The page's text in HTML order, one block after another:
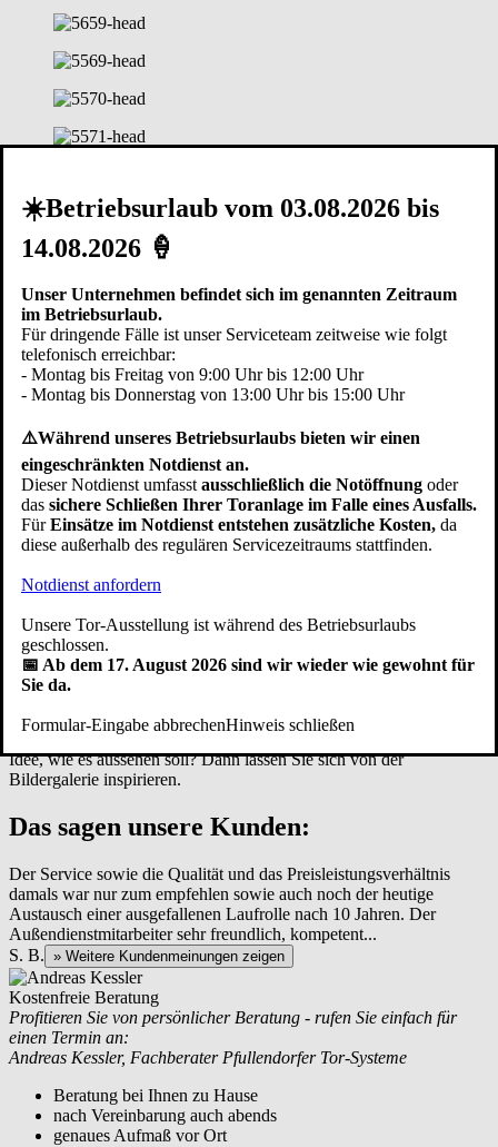
Rolltore bestehen aus einzelnen Lamellen, die wie ein Rollladen
über dem Torsturz in den Aufbewahrungskasten aufgerollt werden.
Der Kasten kann dabei sowohl auf der Innen- als auch der
Außenseite der Garagenöffnung angebracht werden. Im Gegensatz
zu anderen Tor-Systemen ergibt sich dadurch eine enorme
Platzersparnis. Denn das Rolltor braucht weder nach vorne in die
Hofeinfahrt noch nach hinten in die Garage viel Platz.
Das macht diese Garagentorart besonders geeignet für Garagen und
Einfahrten in und umTübingen, bei denen es auf eine maximale
Nutzung des Raumes ankommt. Die Rolltor Einfahrt steht voll zur
Verfügung, vor der Garage können Sie mit einem Rolltor
problemlos und nah parken. Zudem lässt sich die Decke der Garage
Möchten Sie ein
Idee, wie es aussehen soll? Dann lassen Sie sich von der
Bildergalerie inspirieren.
Das sagen unsere Kunden:
Der Service sowie die Qualität und das Preisleistungsverhältnis
damals war nur zum empfehlen sowie auch noch der heutige
Austausch einer ausgefallenen Laufrolle nach 10 Jahren. Der
Außendienstmitarbeiter sehr freundlich, kompetent...
S. B. » Weitere Kundenmeinungen zeigen
Kostenfreie Beratung
Profitieren Sie von persönlicher Beratung - rufen Sie einfach für
einen Termin an:
Andreas Kessler, Fachberater Pfullendorfer Tor-Systeme
Beratung bei Ihnen zu Hause
nach Vereinbarung auch abends
genaues Aufmaß vor Ort
☀️Betriebsurlaub vom 03.08.2026 bis
14.08.2026 🍦
Unser Unternehmen befindet sich im genannten Zeitraum
im Betriebsurlaub.
Für dringende Fälle ist unser Serviceteam zeitweise wie folgt
telefonisch erreichbar:
- Montag bis Freitag von 9:00 Uhr bis 12:00 Uhr
- Montag bis Donnerstag von 13:00 Uhr bis 15:00 Uhr
⚠️Während unseres Betriebsurlaubs bieten wir einen
eingeschränkten Notdienst an.
Dieser Notdienst umfasstausschließlich die Notöffnung oder
das sichere Schließen Ihrer Toranlage im Falle eines Ausfalls.
FürEinsätze im Notdienst entstehen zusätzliche Kosten, da
diese außerhalb des regulären Servicezeitraums stattfinden.
Notdienst anfordern
Unsere Tor-Ausstellung ist während des Betriebsurlaubs
geschlossen.
📅 Ab dem 17. August 2026 sind wir wieder wie gewohnt für
Sie da.
Formular-Eingabe abbrechenHinweis schließen